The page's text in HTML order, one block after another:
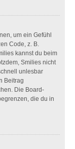
um ein Gefühl
Code, z. B.
kannst du beim
Smilies nicht
unlesbar
Beitrag
Die Board-
die du in